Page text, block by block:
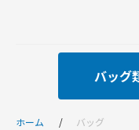
バッグ
ホーム バッグ